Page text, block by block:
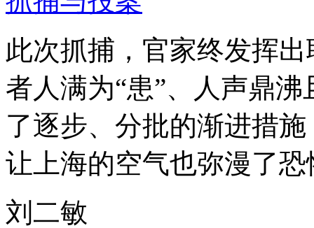
此次抓捕，官家终发挥
者人满为“患”、人声鼎
了逐步、分批的渐进措
让上海的空气也弥漫了
刘二敏